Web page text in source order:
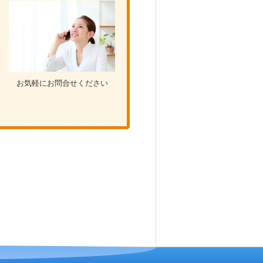
お気軽にお問合せください